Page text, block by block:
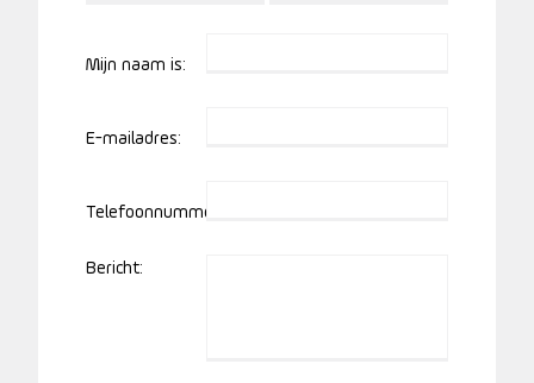
Mijn naam is:
E-mailadres:
Telefoonnummer:
Bericht: